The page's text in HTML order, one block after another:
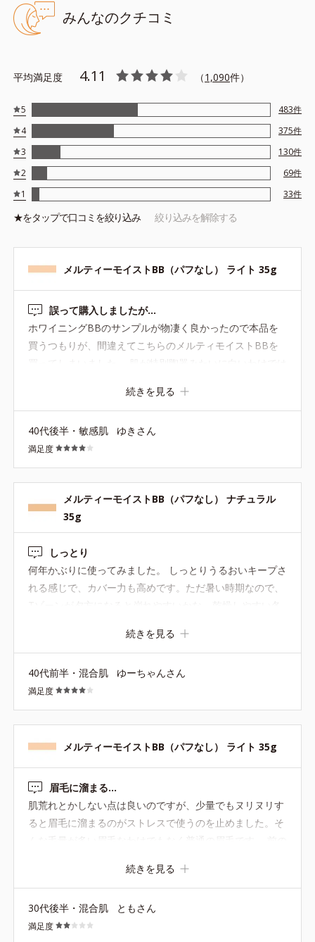
＋＋＋
※アレルギーテスト済＝全ての方にアレルギーが起こらないという
ことではありません。
みんなのクチコミ
平均満足度 4.11 （1,090件）
5 483件
4
375件
3
130件
2
69件
1
33件
★をタップで口コミを絞り込み 絞り込みを解除する
メルティーモイストBB（パフなし） ライト 35g
誤って購入しましたが…
ホワイニングBBのサンプルが物凄く良かったので本品を
買うつもりが、間違えてこちらのメルティモイストBBを
買ってしまいました。 肌が特別陶器みたいに白いわけでは
く、BBなんてもってのほかだったのですが、ホワイニン
ぜひ使ってみたかったのです。 ■色・カバー力 こちらのラ
イトは、他のメーカーのBBよりは明るいですが、やはり
黄みがかっているベージュ（一般的な肌の色で更にイエベ
の人には明るいほうなのかも。）の感じで、自分的にはや
や濃い目。首の色と違うので顔がくすんで見えます。 しか
し、ありがたいことにBB特有の「塗ってます！隠してま
みたいにキレイになりますね。 （とは言えアラフォーのク
マは隠れませんので、アイゾーンチューナーで光を飛ばし
ます） ■伸び 良くもないですが、悪くもないです。 ほん
が、もう少しとろっとしているのが理想でした。 ■しっと
上がりになります。 夏場はこのさらっとした感じが嬉しい
かも？ 自分は乾燥肌でもあるので、冬は乾燥が気になりそ
た。 こちらも、塗った感じは毛穴落ちしなさそうです！
落ちるものは塗って30分くらいでもうよれてきてしまうの
で…このさらっと感がいいのでしょうか。 もっと汗かく時
期に使って様子をみたいです。 ■敏感肌への刺激 今のとこ
ろなしです。 軽くて塗ってる感もないので、荒れたらどう
丈夫かなと思っています。
続きを見る
40代後半・敏感肌 ゆきさん
満足度
メルティーモイストBB（パフなし） ナチュラル
35g
しっとり
何年かぶりに使ってみました。 しっとりうるおいキープさ
れる感じで、カバー力も高めです。ただ暑い時期なので、
続きを見る
40代前半・混合肌 ゆーちゃんさん
満足度
メルティーモイストBB（パフなし） ライト 35g
眉毛に溜まる…
肌荒れとかしない点は良いのですが、少量でもヌリヌリす
ると眉毛に溜まるのがストレスで使うのを止めました。そ
方をしても溜まらないので、こちらの製品のテクスチャー
続きを見る
30代後半・混合肌 ともさん
満足度